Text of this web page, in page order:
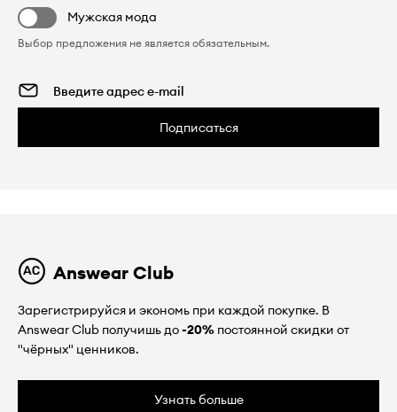
Мужская мода
Выбор предложения не является обязательным.
Подписаться
Answear Club
Зарегистрируйся и экономь при каждой покупке. В
Answear Club получишь до-20% постоянной скидки от
"чёрных" ценников.
Узнать больше